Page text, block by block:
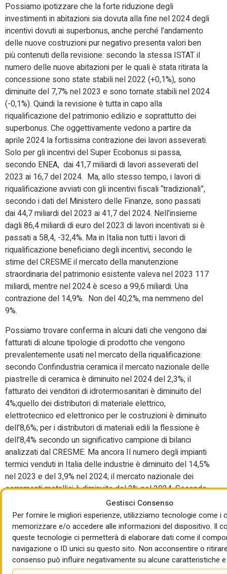
Gestisci Consenso
Per fornire le migliori esperienze, utilizziamo tecnologie come i
memorizzare e/o accedere alle informazioni del dispositivo. Il
queste tecnologie ci permetterà di elaborare dati come il
navigazione o ID unici su questo sito. Non acconsentire o
consenso può influire negativamente su alcune caratteristiche
Possiamo ipotizzare che la forte riduzione degli
investimenti in abitazioni sia dovuta alla fine nel 2024 degli
incentivi dovuti ai superbonus, anche perché l’andamento
delle nuove costruzioni pur negativo presenta valori ben
più contenuti della revisione: secondo la stessa ISTAT il
numero delle nuove abitazioni per le quali è stata ritirata la
concessione sono state stabili nel 2022 (+0,1%), sono
diminuite del 7,7% nel 2023 e sono tornate stabili nel 2024
(-0,1%). Quindi la revisione è tutta in capo alla
riqualificazione del patrimonio edilizio e soprattutto dei
superbonus. Che oggettivamente vedono a partire da
aprile 2024 la fortissima contrazione dei lavori asseverati.
Solo per gli incentivi del Super Ecobonus si passa,
secondo ENEA, dai 41,7 miliardi di lavori asseverati del
2023 ai 16,7 del 2024. Ma, allo stesso tempo, i lavori di
riqualificazione avviati con gli incentivi fiscali “tradizionali”,
secondo i dati del Ministero delle Finanze, sono passati
dai 44,7 miliardi del 2023 ai 41,7 del 2024. Nell’insieme
dagli 86,4 miliardi di euro del 2023 di lavori incentivati si è
passati a 58,4, -32,4%. Ma in Italia non tutti i lavori di
riqualificazione beneficiano degli incentivi, secondo le
stime del CRESME il mercato della manutenzione
straordinaria del patrimonio esistente valeva nel 2023 117
miliardi, mentre nel 2024 è sceso a 99,6 miliardi. Una
contrazione del 14,9%. Non del 40,2%, ma nemmeno del
9%.
Possiamo trovare conferma in alcuni dati che vengono dai
fatturati di alcune tipologie di prodotto che vengono
prevalentemente usati nel mercato della riqualificazione:
secondo Confindustria ceramica il mercato nazionale delle
piastrelle di ceramica è diminuito nel 2024 del 2,3%; il
fatturato dei venditori di idrotermosanitari è diminuito del
4%;quello dei distributori di materiale elettrico,
elettrotecnico ed elettronico per le costruzioni è diminuito
dell’8,6%; per i distributori di materiali edili la flessione è
dell’8,4% secondo un significativo campione di bilanci
analizzati dal CRESME. Ma ancora Il numero degli impianti
termici venduti in Italia delle industrie è diminuito del 14,5%
nel 2023 e del 3,9% nel 2024; il mercato nazionale dei
serramenti metallici è diminuito del 2% nel 2024. Secondo
l’Associazione Nazionale dei Costruttori Edili gli
investimenti in abitazioni sono diminuiti nel 2024 del
17,3%. Insomma questo -40% della nuova stima di
Contabilità Nazionale non è giustificato da nessuno dei dati
che il mercato è in grado di offrire. Era molto più in linea la
stima di settembre: – 9%.